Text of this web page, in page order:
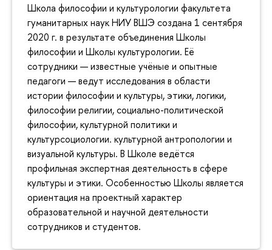
Школа философии и культурологии факультета
гуманитарных наук НИУ ВШЭ создана 1 сентября
2020 г. в результате объединения Школы
философии и Школы культурологии. Её
сотрудники — известные учёные и опытные
педагоги — ведут исследования в области
истории философии и культуры, этики, логики,
философии религии, социально-политической
философии, культурной политики и
культурсоциологии. культурной антропологии и
визуальной культуры. В Школе ведётся
профильная экспертная деятельность в сфере
культуры и этики. Особенностью Школы является
ориентация на проектный характер
образовательной и научной деятельности
сотрудников и студентов.